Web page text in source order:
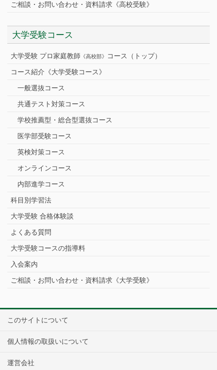
ご相談・お問い合わせ・資料請求《高校受験》
大学受験コース
大学受験 プロ家庭教師 《高校部》 コース（トップ）
コース紹介《大学受験コース》
一般選抜コース
共通テスト対策コース
学校推薦型・総合型選抜コース
医学部受験コース
英検対策コース
オンラインコース
内部進学コース
科目別学習法
大学受験 合格体験談
よくある質問
大学受験コースの指導料
入会案内
ご相談・お問い合わせ・資料請求《大学受験》
このサイトについて
個人情報の取扱いについて
運営会社